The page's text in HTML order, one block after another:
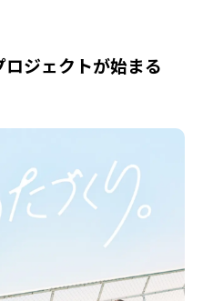
ロジェクトが始まる